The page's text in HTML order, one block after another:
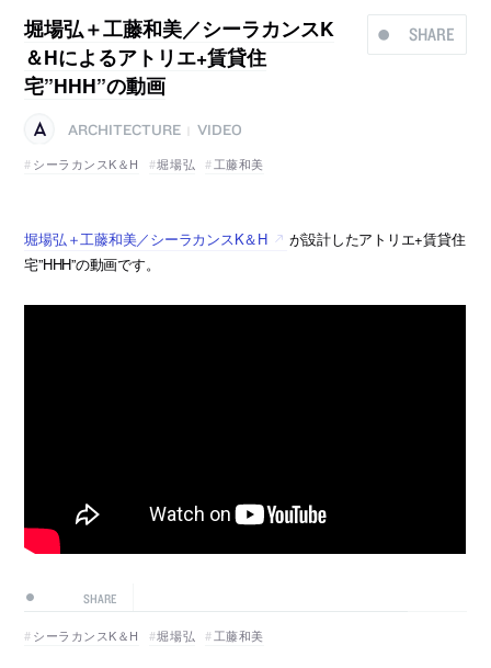
SHARE
堀場弘＋工藤和美／シーラカンスK
＆Hによるアトリエ+賃貸住
宅”HHH”の動画
ARCHITECTURE
VIDEO
シーラカンスK＆H
堀場弘 工藤和美
堀場弘＋工藤和美／シーラカンスK＆H
が設計したアトリエ+賃貸住
宅”HHH”の動画です。
SHARE
シーラカンスK＆H 堀場弘 工藤和美